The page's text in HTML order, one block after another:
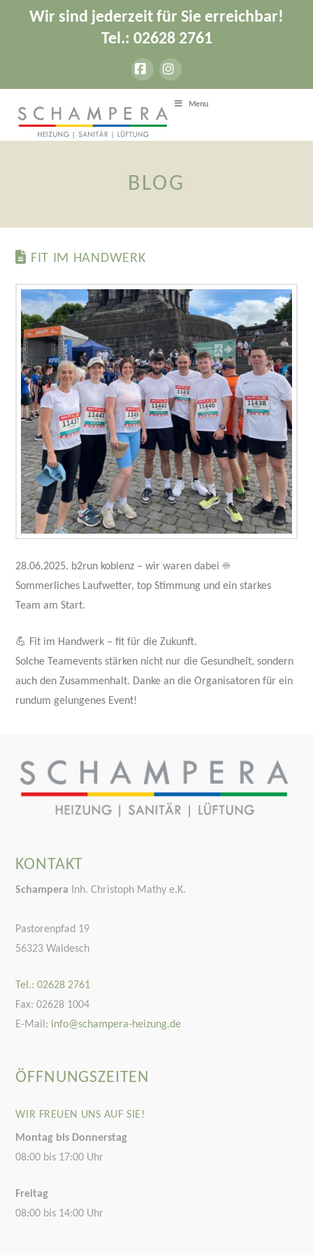
Wir sind jederzeit für Sie erreichbar!
Tel.: 02628 2761
FacebookInstagram
Menu
BLOG
FIT IM HANDWERK
28.06.2025. b2run koblenz – wir waren dabei ☀️
Sommerliches Laufwetter, top Stimmung und ein starkes
Team am Start.
💪 Fit im Handwerk – fit für die Zukunft.
Solche Teamevents stärken nicht nur die Gesundheit, sondern
auch den Zusammenhalt. Danke an die Organisatoren für ein
rundum gelungenes Event!
KONTAKT
Schampera Inh. Christoph Mathy e.K.
Pastorenpfad 19
56323 Waldesch
Tel.: 02628 2761
Fax: 02628 1004
E-Mail: info@schampera-heizung.de
ÖFFNUNGSZEITEN
WIR FREUEN UNS AUF SIE!
Montag bis Donnerstag
08:00 bis 17:00 Uhr
Freitag
08:00 bis 14:00 Uhr